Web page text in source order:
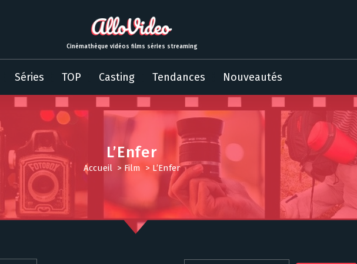
Cinémathèque vidéos films séries streaming
Séries TOP Casting Tendances Nouveautés
L’Enfer
Accueil > Film > L’Enfer